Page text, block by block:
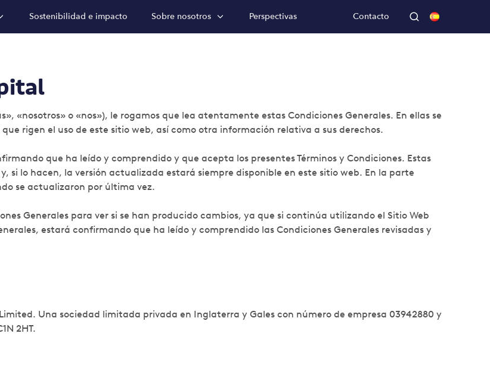
Sostenibilidad e impacto Sobre nosotros Perspectivas Contacto
«nosotros» o «nos»), le rogamos que lea atentamente estas Condiciones Generales. En ellas se
rigen el uso de este sitio web, así como otra información relativa a sus derechos.
que ha leído y comprendido y que acepta los presentes Términos y Condiciones. Estas
si lo hacen, la versión actualizada estará siempre disponible en este sitio web. En la parte
se actualizaron por última vez.
Generales para ver si se han producido cambios, ya que si continúa utilizando el Sitio Web
estará confirmando que ha leído y comprendido las Condiciones Generales revisadas y
Una sociedad limitada privada en Inglaterra y Gales con número de empresa 03942880 y
2HT.